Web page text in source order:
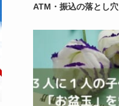
ATM・振込の落とし穴